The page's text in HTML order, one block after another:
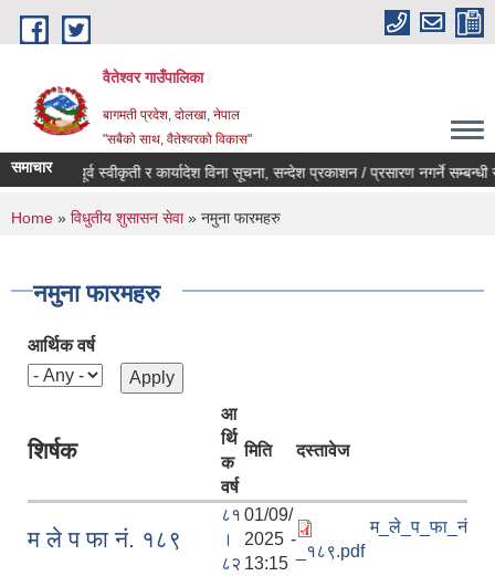
Skip to main content
वैतेश्वर गाउँपालिका
बागमती प्रदेश, दाेलखा, नेपाल
"सबैको साथ, वैतेश्वरको विकास"
समाचारपूर्व स्वीकृती र कार्यादेश विना सूचना, सन्देश प्रकाशन / प्रसारण नगर्ने सम्बन्धी
You are here
Home » विधुतीय शुसासन सेवा» नमुना फारमहरु
नमुना फारमहरु
आर्थिक वर्ष
शिर्षक
आ
र्थि
क
वर्ष
मिति दस्तावेज
म ले प फा नं. १८९
८१
।
८२
01/09/
2025 -
13:15
म_ले_प_फा_नं
_१८९.pdf